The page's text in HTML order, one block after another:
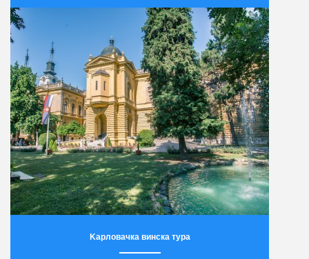
Kарловачка винска тура